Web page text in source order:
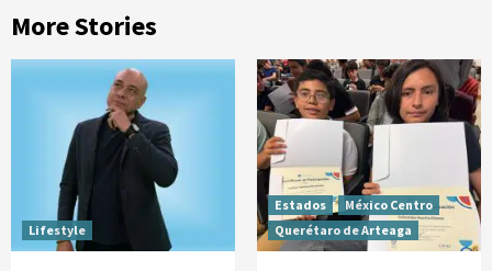
More Stories
Lifestyle
Estados
México Centro
Querétaro de Arteaga